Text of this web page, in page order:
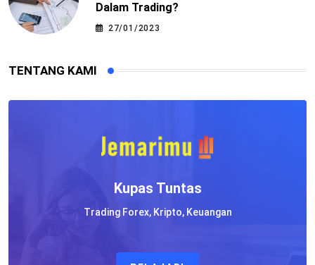
Dalam Trading?
27/01/2023
TENTANG KAMI
Kupas Tuntas
Trading Forex, Kripto, Keuangan